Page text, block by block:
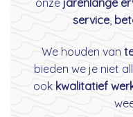
onze jarenlange
service,
We houden van
bieden we je niet
ook kwalitatief